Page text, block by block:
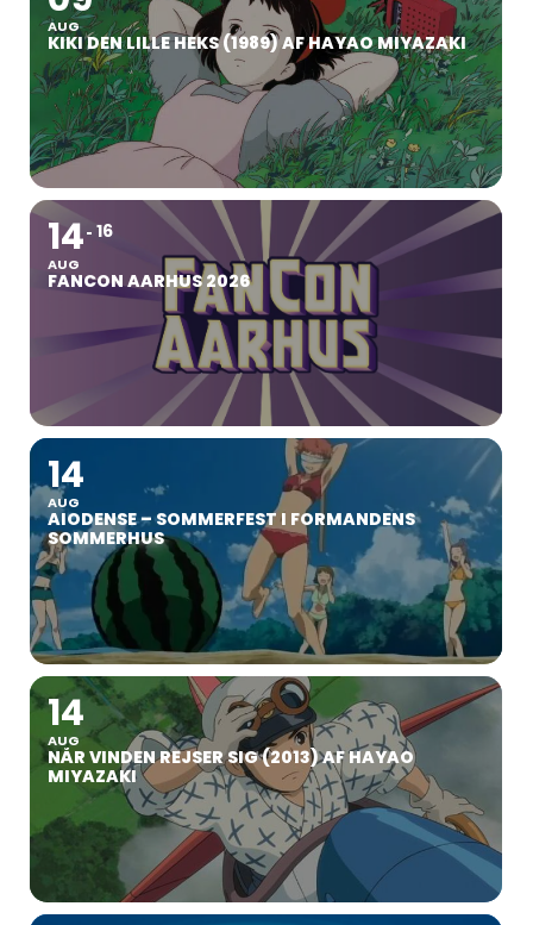
AUG
KIKI DEN LILLE HEKS (1989) AF HAYAO MIYAZAKI
14
AUG
16
FANCON AARHUS 2026
14
AUG
AIODENSE – SOMMERFEST I FORMANDENS
SOMMERHUS
14
AUG
NÅR VINDEN REJSER SIG (2013) AF HAYAO
MIYAZAKI